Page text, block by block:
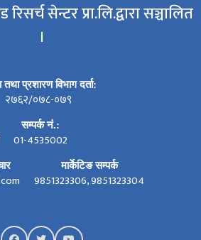
सेन्टर प्रा.लि.द्वारा सञ्चालित
।
प्रशारण विभाग दर्ता:
२७६२/०७८-०७९
सम्पर्क नं.:
01-4535002
मार्केटिङ सम्पर्क
9851323306, 9851323304